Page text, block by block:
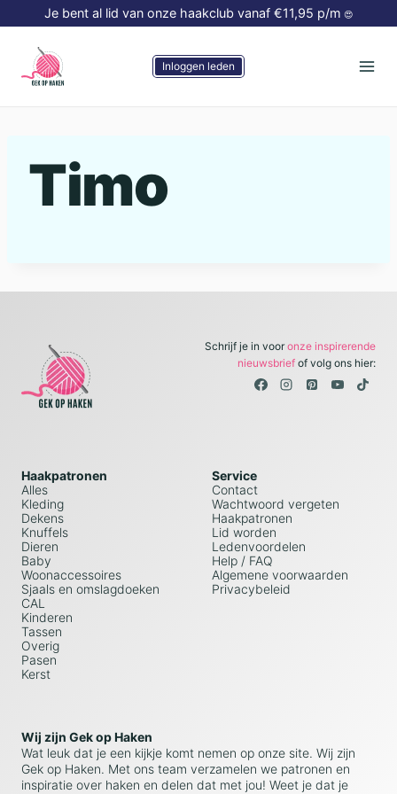
Doorgaan
naar
inhoud
Je bent al lid van onze haakclub vanaf €11,95 p/m 😍
Inloggen leden
Timo
Schrijf je in vooronze inspirerende
nieuwsbriefof volg ons hier:
Haakpatronen
Alles
Kleding
Dekens
Knuffels
Dieren
Baby
Woonaccessoires
Sjaals en omslagdoeken
CAL
Kinderen
Tassen
Overig
Pasen
Kerst
Service
Contact
Wachtwoord vergeten
Haakpatronen
Lid worden
Ledenvoordelen
Help / FAQ
Algemene voorwaarden
Privacybeleid
Wij zijn Gek op Haken
Wat leuk dat je een kijkje komt nemen op onze site. Wij zijn
Gek op Haken. Met ons team verzamelen we patronen en
inspiratie over haken en delen dat met jou! Weet je dat je